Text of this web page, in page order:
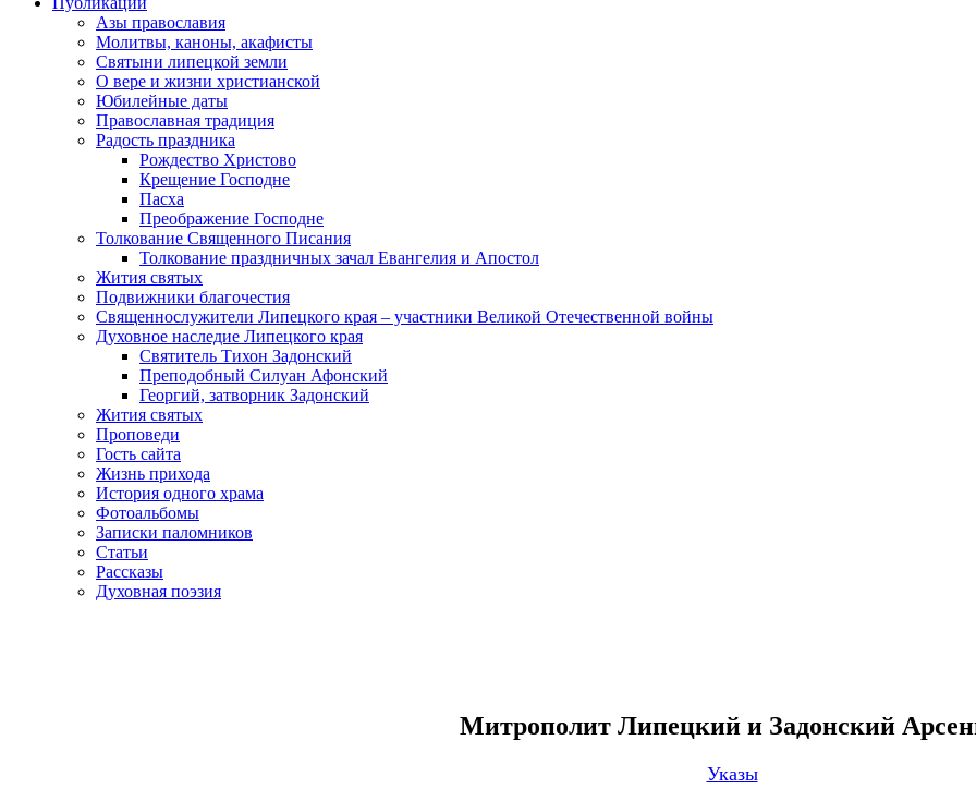
Азы православия
Молитвы, каноны, акафисты
Святыни липецкой земли
О вере и жизни христианской
Юбилейные даты
Православная традиция
Радость праздника
Рождество Христово
Крещение Господне
Пасха
Преображение Господне
Толкование Священного Писания
Толкование праздничных зачал Евангелия и Апостол
Жития святых
Подвижники благочестия
Священнослужители Липецкого края – участники Великой Отечественной войны
Духовное наследие Липецкого края
Святитель Тихон Задонский
Преподобный Силуан Афонский
Георгий, затворник Задонский
Жития святых
Проповеди
Гость сайта
Жизнь прихода
История одного храма
Фотоальбомы
Записки паломников
Статьи
Рассказы
Духовная поэзия
Митрополит Липецкий и Задонский
Указы